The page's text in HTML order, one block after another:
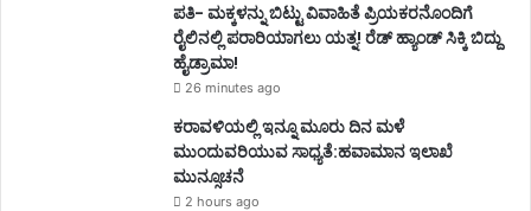
ಪತಿ- ಮಕ್ಕಳನ್ನು ಬಿಟ್ಟು ವಿವಾಹಿತೆ ಪ್ರಿಯಕರನೊಂದಿಗೆ
ರೈಲಿನಲ್ಲಿ ಪರಾರಿಯಾಗಲು ಯತ್ನ! ರೆಡ್ ಹ್ಯಾಂಡ್ ಸಿಕ್ಕಿ ಬಿದ್ದು
ಹೈಡ್ರಾಮಾ!
26 minutes ago
ಕರಾವಳಿಯಲ್ಲಿ ಇನ್ನೂ ಮೂರು ದಿನ ಮಳೆ
ಮುಂದುವರಿಯುವ ಸಾಧ್ಯತೆ:ಹವಾಮಾನ ಇಲಾಖೆ
ಮುನ್ಸೂಚನೆ
2 hours ago